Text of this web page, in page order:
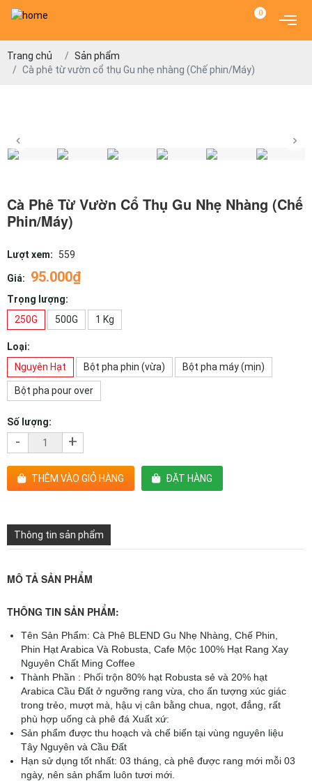
0
Trang chủ
Sản phẩm
Cà phê từ vườn cổ thụ Gu nhẹ nhàng (Chế phin/Máy)
Cà Phê Từ Vườn Cổ Thụ Gu Nhẹ Nhàng (Chế
Phin/Máy)
Lượt xem: 559
Giá: 95.000₫
Trọng lượng:
250G
500G 1 Kg
Loại:
Nguyên Hạt
Bột pha phin (vừa) Bột pha máy (mịn)
Bột pha pour over
Số lượng:
- +
THÊM VÀO GIỎ HÀNG ĐẶT HÀNG
Thông tin sản phẩm
MÔ TẢ SẢN PHẨM
THÔNG TIN SẢN PHẨM:
Tên Sản Phẩm: Cà Phê BLEND Gu Nhẹ Nhàng, Chế Phin,
Phin Hạt Arabica Và Robusta, Cafe Mộc 100% Hạt Rang Xay
Nguyên Chất Ming Coffee
Thành Phần : Phối trộn 80% hạt Robusta sẻ và 20% hạt
Arabica Cầu Đất ở ngưỡng rang vừa, cho ấn tượng xúc giác
trong trẻo, mượt mà, hậu vị cân bằng chua, ngọt, đắng, rất
phù hợp uống cà phê đá Xuất xứ:
Sản phẩm được thu hoạch và chế biến tại vùng nguyên liệu
Tây Nguyên và Cầu Đất
Hạn sử dụng tốt nhất: 03 tháng, cà phê được rang mới mỗi 03
ngày, nên sản phẩm luôn tươi mới.